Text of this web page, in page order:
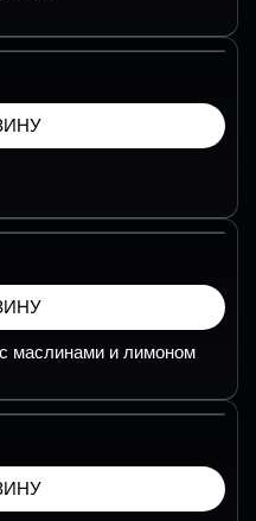
маслинами и лимоном